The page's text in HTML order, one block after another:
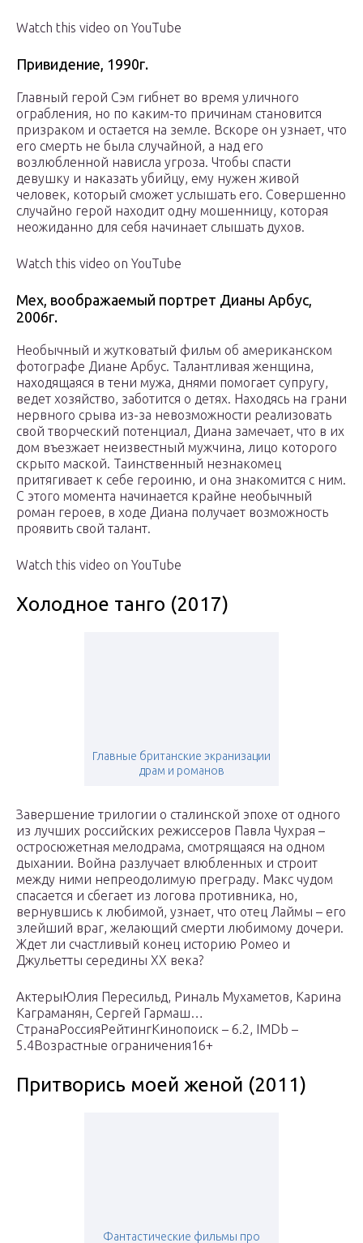
Watch this video on YouTube
Привидение, 1990г.
Главный герой Сэм гибнет во время уличного
ограбления, но по каким-то причинам становится
призраком и остается на земле. Вскоре он узнает, что
его смерть не была случайной, а над его
возлюбленной нависла угроза. Чтобы спасти
девушку и наказать убийцу, ему нужен живой
человек, который сможет услышать его. Совершенно
случайно герой находит одну мошенницу, которая
неожиданно для себя начинает слышать духов.
Watch this video on YouTube
Мех, воображаемый портрет Дианы Арбус,
2006г.
Необычный и жутковатый фильм об американском
фотографе Диане Арбус. Талантливая женщина,
находящаяся в тени мужа, днями помогает супругу,
ведет хозяйство, заботится о детях. Находясь на грани
нервного срыва из-за невозможности реализовать
свой творческий потенциал, Диана замечает, что в их
дом въезжает неизвестный мужчина, лицо которого
скрыто маской. Таинственный незнакомец
притягивает к себе героиню, и она знакомится с ним.
С этого момента начинается крайне необычный
роман героев, в ходе Диана получает возможность
проявить свой талант.
Watch this video on YouTube
Холодное танго (2017)
Главные британские экранизации
драм и романов
Завершение трилогии о сталинской эпохе от одного
из лучших российских режиссеров Павла Чухрая –
остросюжетная мелодрама, смотрящаяся на одном
дыхании. Война разлучает влюбленных и строит
между ними непреодолимую преграду. Макс чудом
спасается и сбегает из логова противника, но,
вернувшись к любимой, узнает, что отец Лаймы – его
злейший враг, желающий смерти любимому дочери.
Ждет ли счастливый конец историю Ромео и
Джульетты середины XX века?
АктерыЮлия Пересильд, Риналь Мухаметов, Карина
Каграманян, Сергей Гармаш…
СтранаРоссияРейтингКинопоиск – 6.2, IMDb –
5.4Возрастные ограничения16+
Притворись моей женой (2011)
Фантастические фильмы про